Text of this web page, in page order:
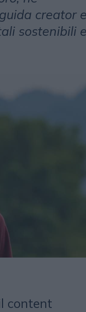
creator e
sostenibili e
content